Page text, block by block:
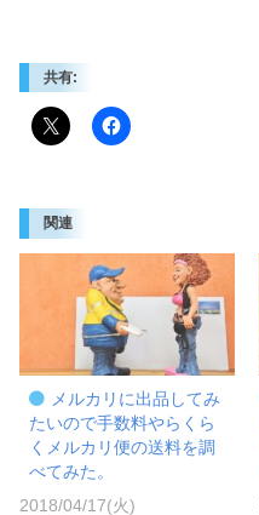
共有:
関連
メルカリに出品してみ
たいので手数料やらくら
くメルカリ便の送料を調
べてみた。
2018/04/17(火)